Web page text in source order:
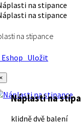
na stipance
Uložit
Náplasti na
klidně dvě balení